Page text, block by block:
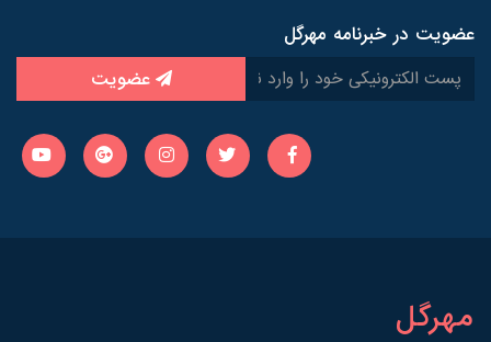
عضویت در خبرنامه مهرگل
عضویت
مهرگل